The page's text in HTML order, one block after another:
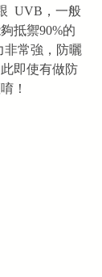
UVB，一般
抵禦90%的
非常強，防曬
即使有做防
！